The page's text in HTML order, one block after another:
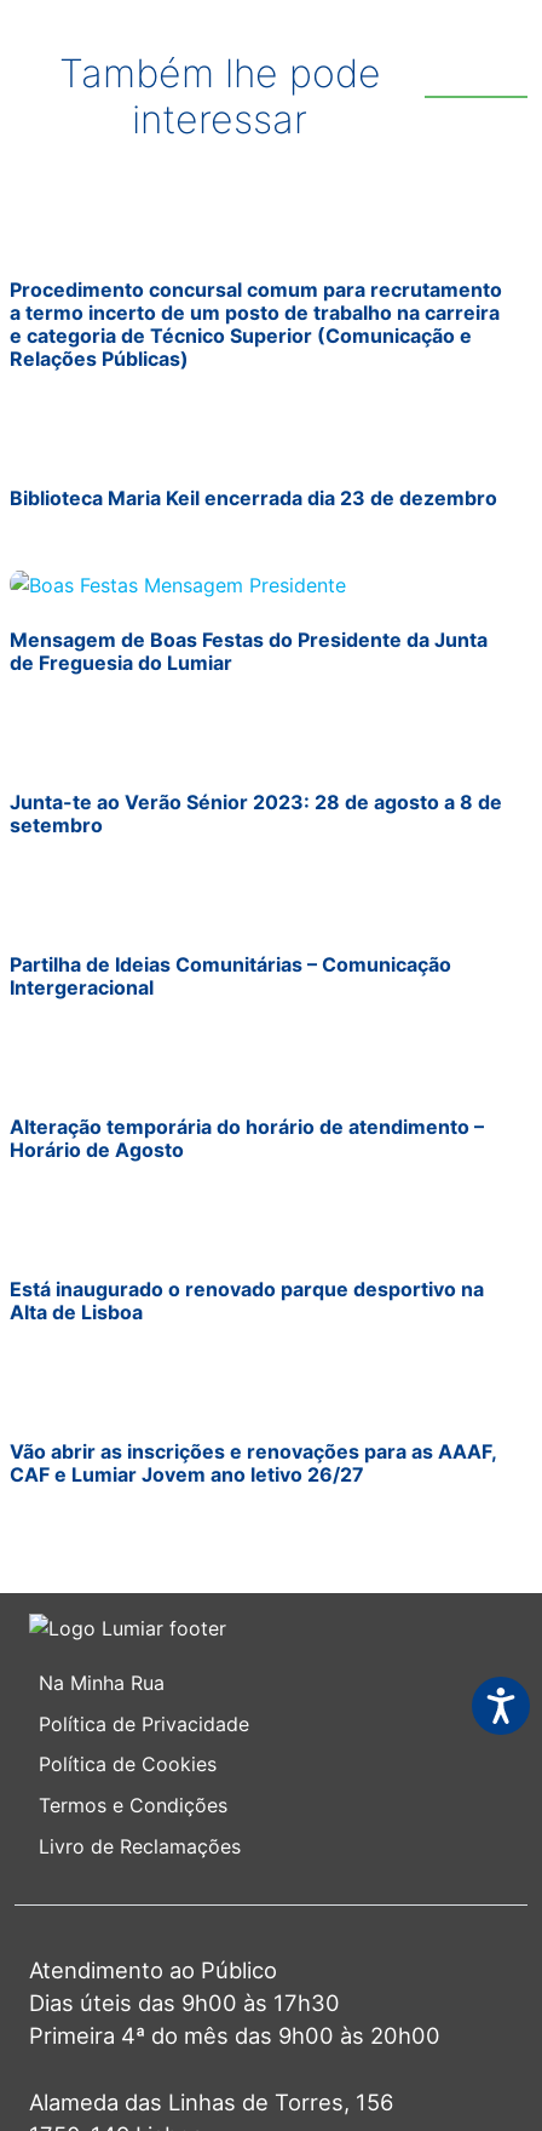
Também lhe pode
interessar
Procedimento concursal comum para recrutamento
a termo incerto de um posto de trabalho na carreira
e categoria de Técnico Superior (Comunicação e
Relações Públicas)
Biblioteca Maria Keil encerrada dia 23 de dezembro
Mensagem de Boas Festas do Presidente da Junta
de Freguesia do Lumiar
Junta-te ao Verão Sénior 2023: 28 de agosto a 8 de
setembro
Partilha de Ideias Comunitárias – Comunicação
Intergeracional
Alteração temporária do horário de atendimento –
Horário de Agosto
Está inaugurado o renovado parque desportivo na
Alta de Lisboa
Vão abrir as inscrições e renovações para as AAAF,
CAF e Lumiar Jovem ano letivo 26/27
Na Minha Rua
Política de Privacidade
Política de Cookies
Termos e Condições
Livro de Reclamações
Atendimento ao Público
Dias úteis das 9h00 às 17h30
Primeira 4ª do mês das 9h00 às 20h00
Alameda das Linhas de Torres, 156